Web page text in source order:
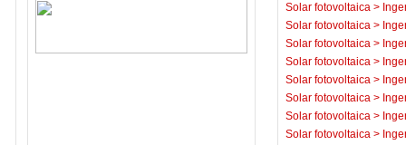
Solar fotovoltaica >
Solar fotovoltaica >
Solar fotovoltaica >
Solar fotovoltaica >
Solar fotovoltaica >
Solar fotovoltaica >
Solar fotovoltaica >
Solar fotovoltaica >